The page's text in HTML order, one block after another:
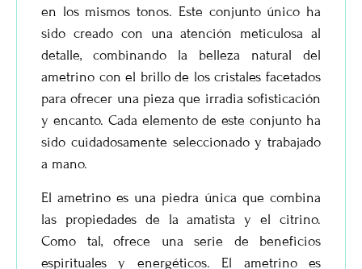
en los mismos tonos. Este conjunto único ha
sido creado con una atención meticulosa al
detalle, combinando la belleza natural del
ametrino con el brillo de los cristales facetados
para ofrecer una pieza que irradia sofisticación
y encanto. Cada elemento de este conjunto ha
sido cuidadosamente seleccionado y trabajado
a mano.
El ametrino es una piedra única que combina
las propiedades de la amatista y el citrino.
Como tal, ofrece una serie de beneficios
espirituales y energéticos. El ametrino es